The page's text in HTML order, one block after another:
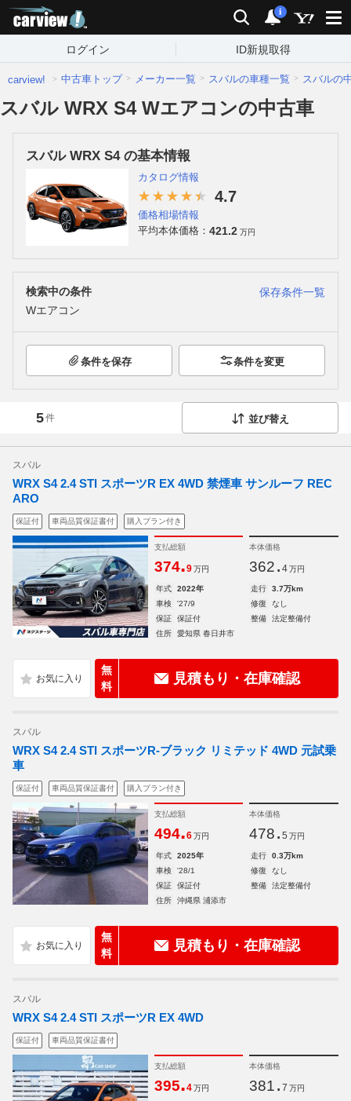
検索 通知
i
ログイン ID新規取得
carview! 中古車トップ メーカー一覧 スバルの車種一覧 スバルの
スバル WRX S4 Wエアコンの中古車
スバル WRX S4 の基本情報
カタログ情報
4.7
価格相場情報
平均本体価格： 421.2 万円
検索中の条件
保存条件一覧
Wエアコン
条件を保存 条件を変更
5件 並び替え
スバル
WRX S4 2.4 STI スポーツR EX 4WD 禁煙車 サンルーフ REC
ARO
保証付 車両品質保証書付 購入プラン付き
支払総額
374.9 万円
本体価格
362. 4 万円
年式 2022年 走行
3.7万km
車検
'27/9 修復
なし
保証
保証付 整備
法定整備付
住所
愛知県 春日井市
無
料
見積もり・在庫確認
スバル
WRX S4 2.4 STI スポーツR-ブラック リミテッド 4WD 元試乗
車
保証付 車両品質保証書付 購入プラン付き
支払総額
494.6 万円
本体価格
478. 5 万円
年式 2025年 走行
0.3万km
車検
'28/1 修復
なし
保証
保証付 整備
法定整備付
住所
沖縄県 浦添市
無
料
見積もり・在庫確認
スバル
WRX S4 2.4 STI スポーツR EX 4WD
保証付 車両品質保証書付
支払総額
395.4 万円
本体価格
381. 7 万円